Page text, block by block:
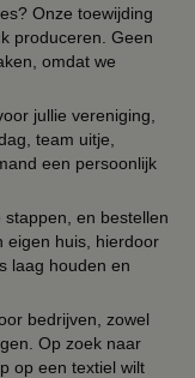
Onze toewijding
produceren. Geen
omdat we
jullie vereniging,
team uitje,
een persoonlijk
en bestellen
eigen huis, hierdoor
laag houden en
bedrijven, zowel
Op zoek naar
op een textiel wilt